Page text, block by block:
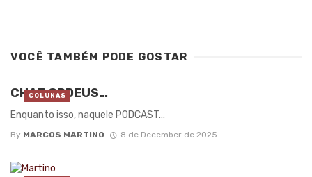
VOCÊ TAMBÉM PODE GOSTAR
CHAT GPDEUS…
Enquanto isso, naquele PODCAST...
By MARCOS MARTINO 8 de December de 2025
COLUNAS